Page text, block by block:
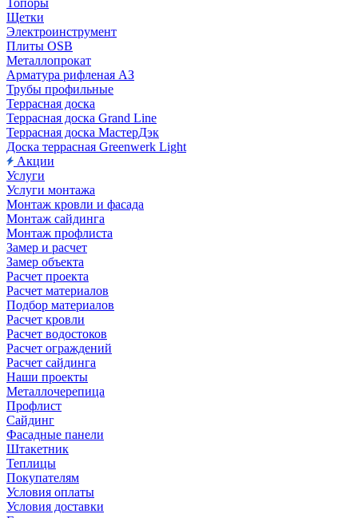
Топоры
Щетки
Электроинструмент
Плиты OSB
Металлопрокат
Арматура рифленая АЗ
Трубы профильные
Террасная доска
Террасная доска Grand Line
Террасная доска МастерДэк
Доска террасная Greenwerk Light
Акции
Услуги
Услуги монтажа
Монтаж кровли и фасада
Монтаж сайдинга
Монтаж профлиста
Замер и расчет
Замер объекта
Расчет проекта
Расчет материалов
Подбор материалов
Расчет кровли
Расчет водостоков
Расчет ограждений
Расчет сайдинга
Наши проекты
Металлочерепица
Профлист
Сайдинг
Фасадные панели
Штакетник
Теплицы
Покупателям
Условия оплаты
Условия доставки